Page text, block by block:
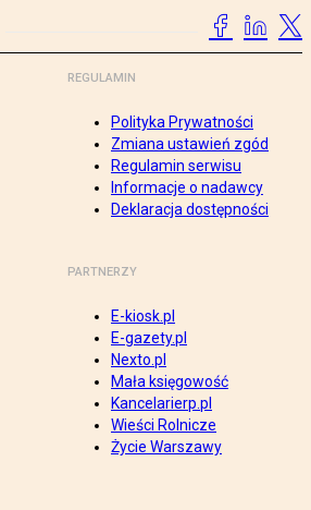
REGULAMIN
Polityka Prywatności
Zmiana ustawień zgód
Regulamin serwisu
Informacje o nadawcy
Deklaracja dostępności
PARTNERZY
E-kiosk.pl
E-gazety.pl
Nexto.pl
Mała księgowość
Kancelarierp.pl
Wieści Rolnicze
Życie Warszawy